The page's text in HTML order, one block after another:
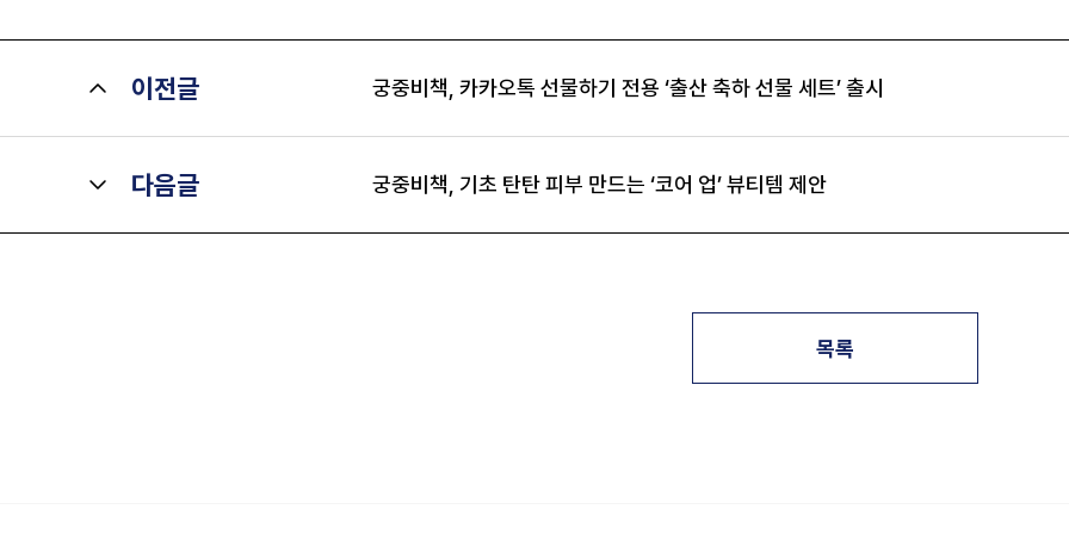
이전글 궁중비책, 카카오톡 선물하기 전용 ‘출산 축하 선물 세트’ 출시
다음글 궁중비책, 기초 탄탄 피부 만드는 ‘코어 업’ 뷰티템 제안
목록